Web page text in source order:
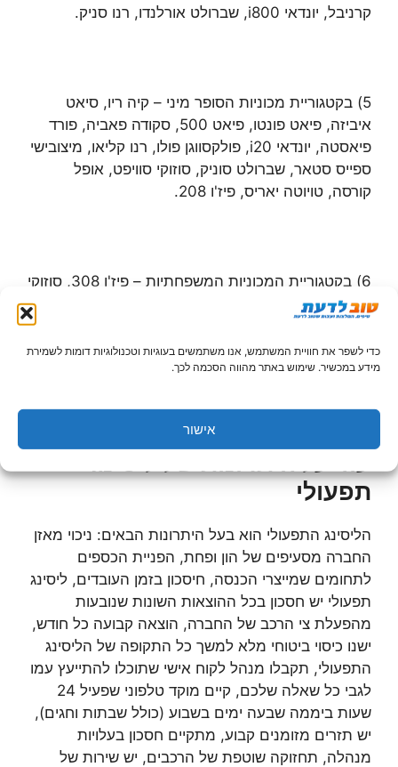
כדי לשפר את חוויית המשתמש, אנו משתמשים בעוגיות וטכנולוגיות דומות לשמירת
מידע במכשיר. שימוש באתר מהווה הסכמה לכך.
אישור
קרניבל, יונדאי i800, שברולט אורלנדו, רנו סניק.
5) בקטגוריית מכוניות הסופר מיני – קיה ריו, סיאט
איביזה, פיאט פונטו, פיאט 500, סקודה פאביה, פורד
פיאסטה, יונדאי i20, פולקסווגן פולו, רנו קליאו, מיצובישי
ספייס סטאר, שברולט סוניק, סוזוקי סוויפט, אופל
קורסה, טויוטה יאריס, פיז'ו 208.
6) בקטגוריית המכוניות המשפחתיות – פיז'ו 308, סוזוקי
SX4,
פולקסווגן ג'טה, רנו פלואנס, טויוטה קורולה, סובארו
אימפרזה, מיצובישי לנסר.
עוד על היתרונות של ליסינג
תפעולי
הליסינג התפעולי הוא בעל היתרונות הבאים: ניכוי מאזן
החברה מסעיפים של הון ופחת, הפניית הכספים
לתחומים שמייצרי הכנסה, חיסכון בזמן העובדים, ליסינג
תפעולי יש חסכון בכל ההוצאות השונות שנובעות
מהפעלת צי הרכב של החברה, הוצאה קבועה כל חודש,
ישנו כיסוי ביטוחי מלא למשך כל התקופה של הליסינג
התפעולי, תקבלו מנהל לקוח אישי שתוכלו להתייעץ עמו
לגבי כל שאלה שלכם, קיים מוקד טלפוני שפעיל 24
שעות ביממה שבעה ימים בשבוע (כולל שבתות וחגים),
יש תזרים מזומנים קבוע, מתקיים חסכון בעלויות
מנהלה, תחזוקה שוטפת של הרכבים, יש שירות של